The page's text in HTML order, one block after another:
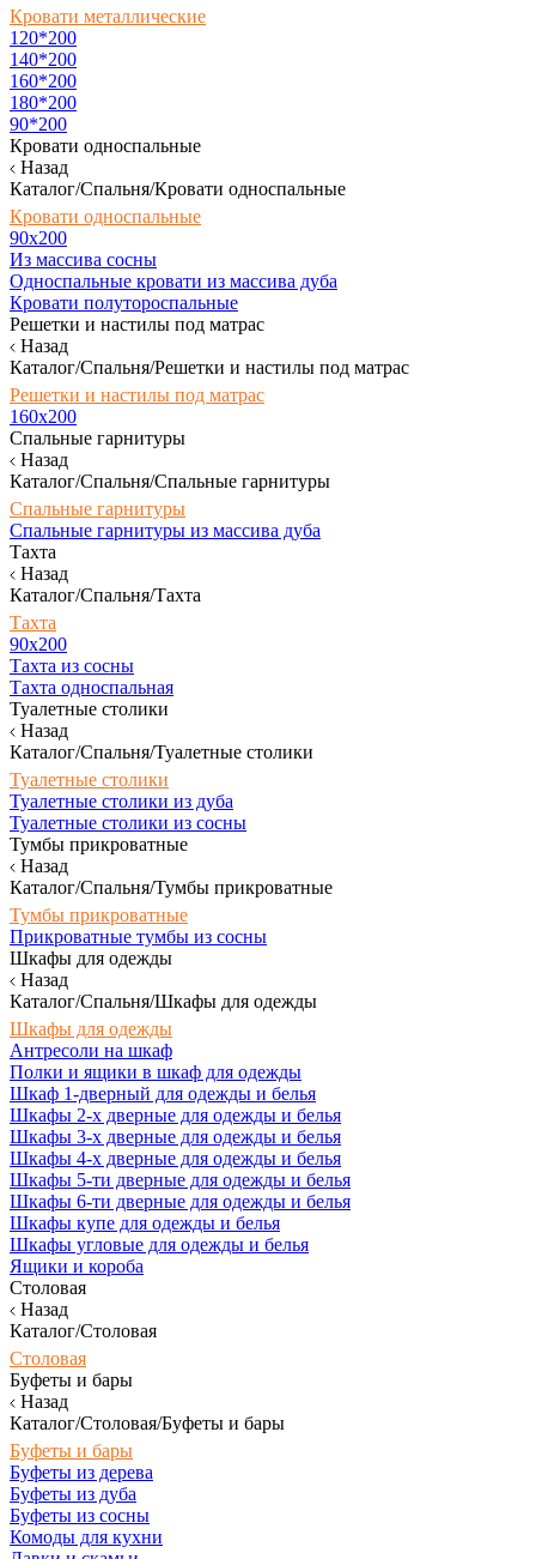
Кровати металлические
120*200
140*200
160*200
180*200
90*200
Кровати односпальные
Назад
Каталог/Спальня/Кровати односпальные
Кровати односпальные
90х200
Из массива сосны
Односпальные кровати из массива дуба
Кровати полутороспальные
Решетки и настилы под матрас
Назад
Каталог/Спальня/Решетки и настилы под матрас
Решетки и настилы под матрас
160х200
Спальные гарнитуры
Назад
Каталог/Спальня/Спальные гарнитуры
Спальные гарнитуры
Спальные гарнитуры из массива дуба
Тахта
Назад
Каталог/Спальня/Тахта
Тахта
90х200
Тахта из сосны
Тахта односпальная
Туалетные столики
Назад
Каталог/Спальня/Туалетные столики
Туалетные столики
Туалетные столики из дуба
Туалетные столики из сосны
Тумбы прикроватные
Назад
Каталог/Спальня/Тумбы прикроватные
Тумбы прикроватные
Прикроватные тумбы из сосны
Шкафы для одежды
Назад
Каталог/Спальня/Шкафы для одежды
Шкафы для одежды
Антресоли на шкаф
Полки и ящики в шкаф для одежды
Шкаф 1-дверный для одежды и белья
Шкафы 2-х дверные для одежды и белья
Шкафы 3-х дверные для одежды и белья
Шкафы 4-х дверные для одежды и белья
Шкафы 5-ти дверные для одежды и белья
Шкафы 6-ти дверные для одежды и белья
Шкафы купе для одежды и белья
Шкафы угловые для одежды и белья
Ящики и короба
Столовая
Назад
Каталог/Столовая
Столовая
Буфеты и бары
Назад
Каталог/Столовая/Буфеты и бары
Буфеты и бары
Буфеты из дерева
Буфеты из дуба
Буфеты из сосны
Комоды для кухни